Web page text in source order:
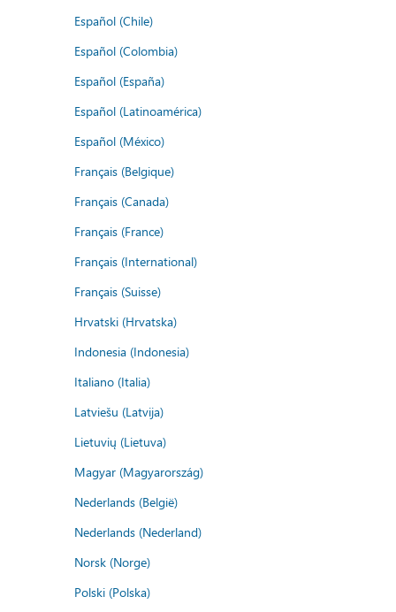
Español (Chile)
Español (Colombia)
Español (España)
Español (Latinoamérica)
Español (México)
Français (Belgique)
Français (Canada)
Français (France)
Français (International)
Français (Suisse)
Hrvatski (Hrvatska)
Indonesia (Indonesia)
Italiano (Italia)
Latviešu (Latvija)
Lietuvių (Lietuva)
Magyar (Magyarország)
Nederlands (België)
Nederlands (Nederland)
Norsk (Norge)
Polski (Polska)